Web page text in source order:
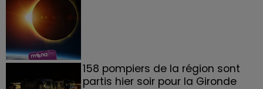
158 pompiers de la région sont
partis hier soir pour la Gironde